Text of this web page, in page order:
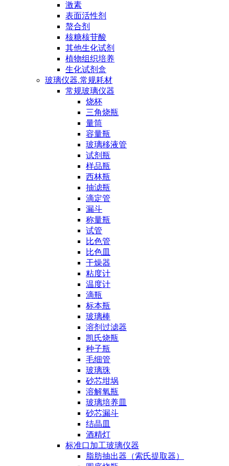
激素
表面活性剂
螯合剂
核糖核苷酸
其他生化试剂
植物组织培养
生化试剂盒
玻璃仪器.常规耗材
常规玻璃仪器
烧杯
三角烧瓶
量筒
容量瓶
玻璃移液管
试剂瓶
样品瓶
西林瓶
抽滤瓶
滴定管
漏斗
称量瓶
试管
比色管
比色皿
干燥器
粘度计
温度计
滴瓶
标本瓶
玻璃棒
溶剂过滤器
凯氏烧瓶
种子瓶
毛细管
玻璃珠
砂芯坩埚
溶解氧瓶
玻璃培养皿
砂芯漏斗
结晶皿
酒精灯
标准口加工玻璃仪器
脂肪抽出器（索氏提取器）